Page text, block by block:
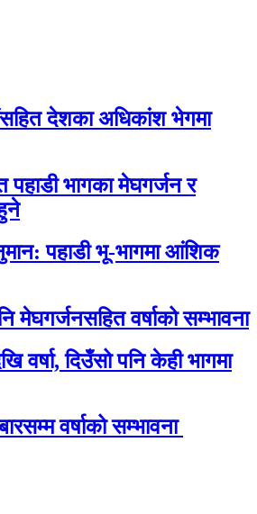
देशका अधिकांश भेगमा
भागका मेघगर्जन र
पहाडी भू-भागमा आंशिक
मेघगर्जनसहित वर्षाको सम्भावना
वर्षा, दिउँसो पनि केही भागमा
वर्षाको सम्भावना